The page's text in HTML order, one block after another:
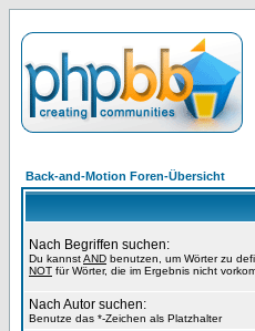
Back-and-Motion Foren-Übersicht
Nach Begriffen suchen:
Du kannstAND benutzen, um Wörter zu
NOT für Wörter, die im Ergebnis nicht
Nach Autor suchen:
Benutze das *-Zeichen als Platzhalter